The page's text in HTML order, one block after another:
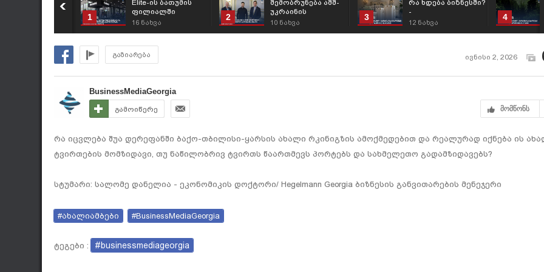
1
Elite-ის ბათუმის
ფილიალში
Samsung-ის
ახალი თაობის
პრეზენტაცია
გაიმართა
16 ნახვა
2
შემობრუნება აშშ-
უკრაინის
ურთიერთობებში -
10 ნახვა
3
რა ხდება ბიზნესში?
-
#ბიზნესისსიახლეები
12 ნახვა
4
გაზიარება ივნისი 2, 2026
BusinessMediaGeorgia
გამოიწერე მომწონს
რა იცვლება შუა დერეფანში ბაქო-თბილისი-ყარსის ახალი რკინიგზის ამოქმედებით და რეალურად იქნება ის
ტვირთების მომზიდავი, თუ ნაწილობრივ ტვირთს წაართმევს პორტებს და სახმელეთო გადამზიდავებს?
სტუმარი: სალომე დანელია - ეკონომიკის დოქტორი/ Hegelmann Georgia ბიზნესის განვითარების მენეჯერი
#ახალიამბები #BusinessMediaGeorgia
ტეგები : #businessmediageorgia